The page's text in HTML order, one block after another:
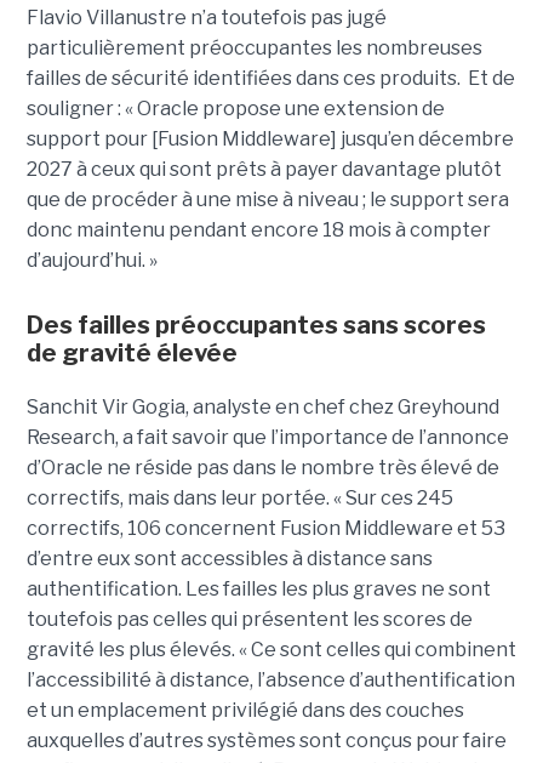
Flavio Villanustre n’a toutefois pas jugé
particulièrement préoccupantes les nombreuses
failles de sécurité identifiées dans ces produits. Et de
souligner : « Oracle propose une extension de
support pour [Fusion Middleware] jusqu’en décembre
2027 à ceux qui sont prêts à payer davantage plutôt
que de procéder à une mise à niveau ; le support sera
donc maintenu pendant encore 18 mois à compter
d’aujourd’hui. »
Des failles préoccupantes sans scores
de gravité élevée
Sanchit Vir Gogia, analyste en chef chez Greyhound
Research, a fait savoir que l’importance de l’annonce
d’Oracle ne réside pas dans le nombre très élevé de
correctifs, mais dans leur portée. « Sur ces 245
correctifs, 106 concernent Fusion Middleware et 53
d’entre eux sont accessibles à distance sans
authentification. Les failles les plus graves ne sont
toutefois pas celles qui présentent les scores de
gravité les plus élevés. « Ce sont celles qui combinent
l’accessibilité à distance, l’absence d’authentification
et un emplacement privilégié dans des couches
auxquelles d’autres systèmes sont conçus pour faire